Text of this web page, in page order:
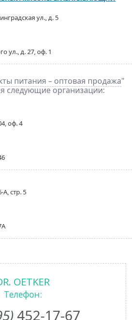
ул., д. 5
ул., д. 27, оф. 1
питания – оптовая продажа"
следующие организации:
оф. 4
А, стр. 5
OETKER
Телефон:
452-17-67